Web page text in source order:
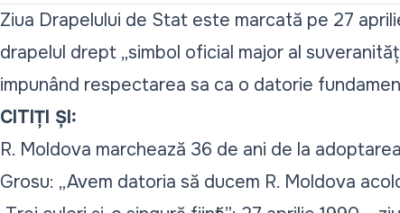
Ziua Drapelului de Stat este marcată pe 27
drapelul drept „simbol oficial major al
impunând respectarea sa ca o datorie
CITIȚI ȘI:
R. Moldova marchează 36 de ani de la
Grosu: „Avem datoria să ducem R. Moldova